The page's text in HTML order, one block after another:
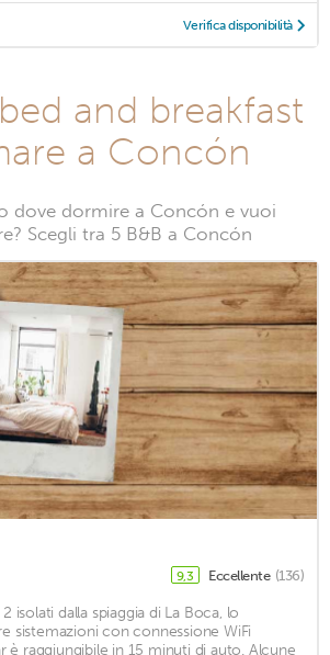
Verifica disponibilità
and breakfast
a Concón
dove dormire a Concón e vuoi
Scegli tra 5 B&B a Concón
9,3 Eccellente (136)
isolati dalla spiaggia di La Boca, lo
sistemazioni con connessione WiFi
è raggiungibile in 15 minuti di auto. Alcune